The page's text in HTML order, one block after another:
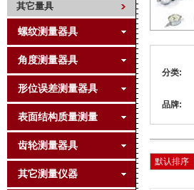
其它量具
螺纹测量器具
角度测量器具
形位误差测量器具
表面结构质量测量
齿轮测量器具
其它测量仪器
分类:
品牌:
默认排序